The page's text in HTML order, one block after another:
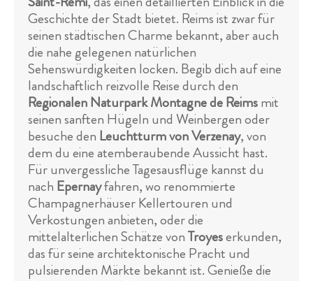
Geschichte der Stadt bietet. Reims ist zwar für
seinen städtischen Charme bekannt, aber auch
die nahe gelegenen natürlichen
Sehenswürdigkeiten locken. Begib dich auf eine
landschaftlich reizvolle Reise durch den
Regionalen Naturpark Montagne de Reimsmit
seinen sanften Hügeln und Weinbergen oder
besuche den Leuchtturm von Verzenay, von
dem du eine atemberaubende Aussicht hast.
Für unvergessliche Tagesausflüge kannst du
nach Epernayfahren, wo renommierte
Champagnerhäuser Kellertouren und
Verkostungen anbieten, oder die
mittelalterlichen Schätze vonTroyeserkunden,
das für seine architektonische Pracht und
pulsierenden Märkte bekannt ist. Genieße die